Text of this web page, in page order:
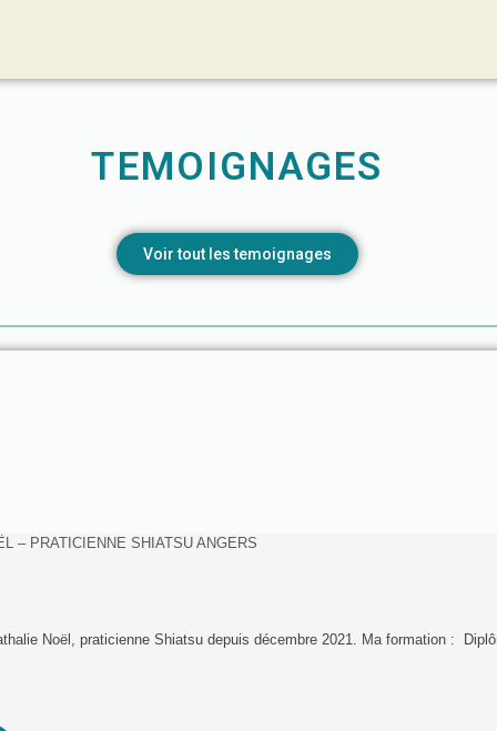
TEMOIGNAGES
Voir tout les temoignages
– PRATICIENNE SHIATSU ANGERS
Noël, praticienne Shiatsu depuis décembre 2021. Ma formation :